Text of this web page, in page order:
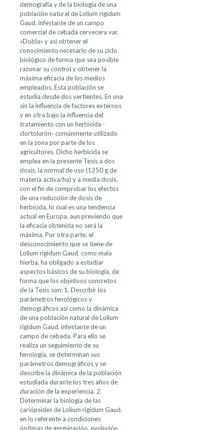
demografía y de la biología de una
población natural de Lolium rigidum
Gaud. infestante de un campo
comercial de cebada cervecera var.
«Dobla» y así obtener el
conocimiento necesario de su ciclo
biológico de forma que sea posible
razonar su control y obtener la
máxima eficacia de los medios
empleados. Esta población se
estudia desde dos vertientes. En una
sin la influencia de factores externos
y en otra bajo la influencia del
tratamiento con un herbicida -
clortolurón- comúnmente utilizado
en la zona por parte de los
agricultores. Dicho herbicida se
emplea en la presente Tesis a dos
dosis, la normal de uso (1250 g de
materia activa/ha) y a media dosis,
con el fin de comprobar los efectos
de una reducción de dosis de
herbicida, lo cual es una tendencia
actual en Europa, aun previendo que
la eficacia obtenida no será la
máxima. Por otra parte, el
desconocimiento que se tiene de
Lolium rigidum Gaud. como mala
hierba, ha obligado a estudiar
aspectos básicos de su biología, de
forma que los objetivos concretos
de la Tesis son: 1. Describir los
parámetros fenológicos y
demográficos así como la dinámica
de una población natural de Lolium
rigidum Gaud. infestante de un
campo de cebada. Para ello se
realiza un seguimiento de su
fenología, se determinan sus
parámetros demográficos y se
describe la dinámica de la población
estudiada durante los tres años de
duración de la experiencia. 2.
Determinar la biología de las
cariópsides de Lolium rigidum Gaud.
en lo referente a condiciones
óptimas de germinación, evolución